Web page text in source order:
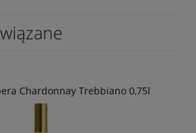
Chardonnay Trebbiano 0,75l